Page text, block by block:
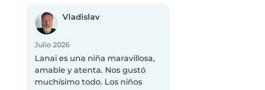
Vladislav
Julio 2026
Lanai es una niña maravillosa,
amable y atenta. Nos gustó
muchísimo todo. Los niños